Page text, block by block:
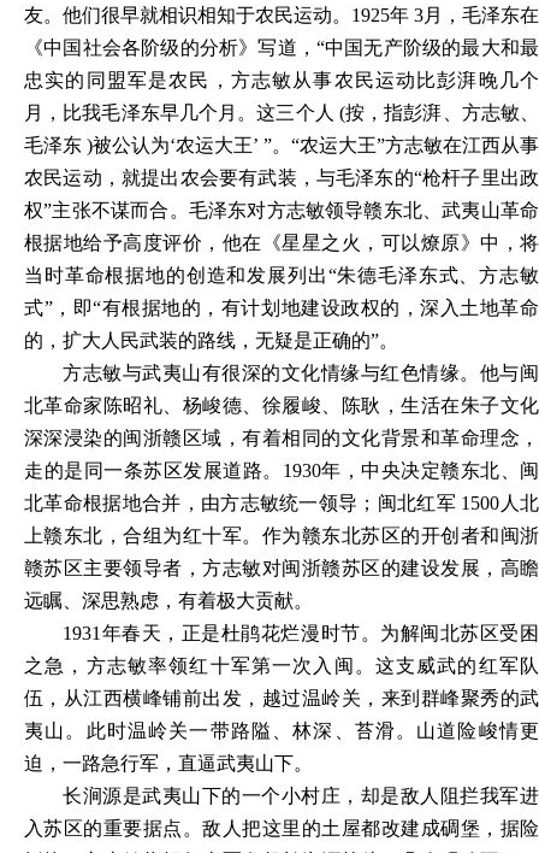
友。他们很早就相识相知于农民运动。1925年 3月，毛泽东在
《中国社会各阶级的分析》写道，“中国无产阶级的最大和最
忠实的同盟军是农民，方志敏从事农民运动比彭湃晚几个
月，比我毛泽东早几个月。这三个人 (按，指彭湃、方志敏、
毛泽东 )被公认为‘农运大王’ ”。“农运大王”方志敏在江西从事
农民运动，就提出农会要有武装，与毛泽东的“枪杆子里出政
权”主张不谋而合。毛泽东对方志敏领导赣东北、武夷山革命
根据地给予高度评价，他在《星星之火，可以燎原》中，将
当时革命根据地的创造和发展列出“朱德毛泽东式、方志敏
式”，即“有根据地的，有计划地建设政权的，深入土地革命
的，扩大人民武装的路线，无疑是正确的”。
方志敏与武夷山有很深的文化情缘与红色情缘。他与闽
北革命家陈昭礼、杨峻德、徐履峻、陈耿，生活在朱子文化
深深浸染的闽浙赣区域，有着相同的文化背景和革命理念，
走的是同一条苏区发展道路。1930年，中央决定赣东北、闽
北革命根据地合并，由方志敏统一领导；闽北红军 1500人北
上赣东北，合组为红十军。作为赣东北苏区的开创者和闽浙
赣苏区主要领导者，方志敏对闽浙赣苏区的建设发展，高瞻
远瞩、深思熟虑，有着极大贡献。
1931年春天，正是杜鹃花烂漫时节。为解闽北苏区受困
之急，方志敏率领红十军第一次入闽。这支威武的红军队
伍，从江西横峰铺前出发，越过温岭关，来到群峰聚秀的武
夷山。此时温岭关一带路隘、林深、苔滑。山道险峻情更
迫，一路急行军，直逼武夷山下。
长涧源是武夷山下的一个小村庄，却是敌人阻拦我军进
入苏区的重要据点。敌人把这里的土屋都改建成碉堡，据险